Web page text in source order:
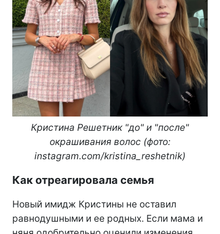
Кристина Решетник "до" и "после"
окрашивания волос (фото:
instagram.com/kristina_reshetnik)
Как отреагировала семья
Новый имидж Кристины не оставил
равнодушными и ее родных. Если мама и